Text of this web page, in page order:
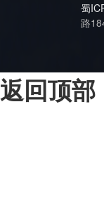
蜀
路
返回顶部